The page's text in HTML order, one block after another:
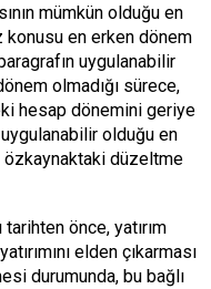
mümkün olduğu en
konusu en erken dönem
uygulanabilir
olmadığı sürece,
hesap dönemini geriye
olduğu en
özkaynaktaki düzeltme
tarihten önce, yatırım
elden çıkarması
durumunda, bu bağlı